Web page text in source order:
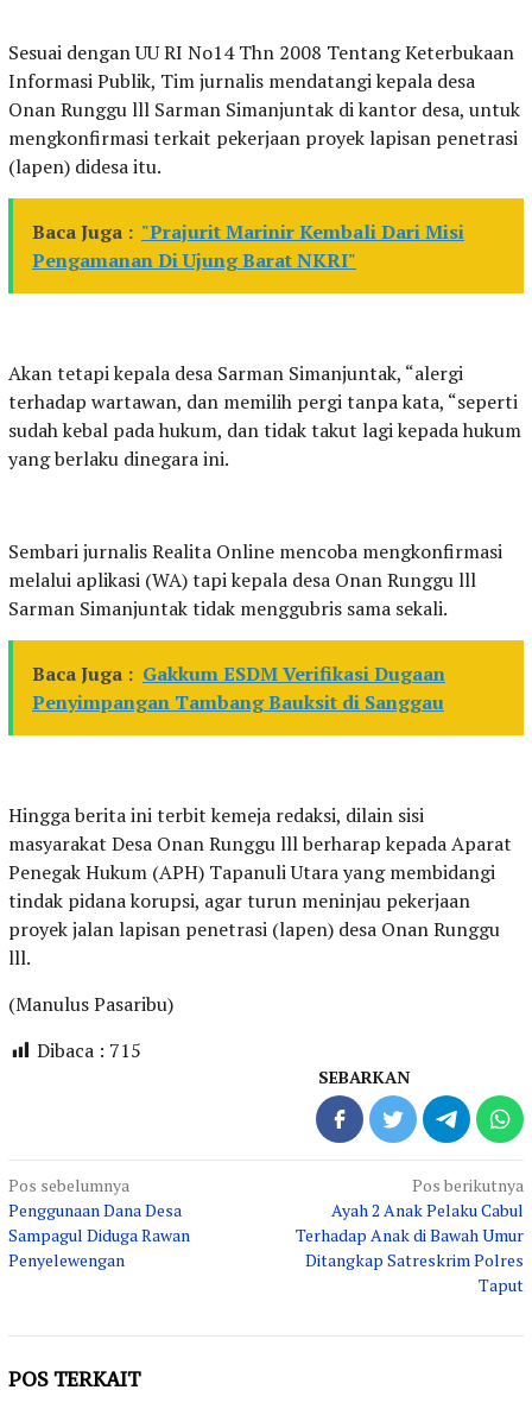
Sesuai dengan UU RI No14 Thn 2008 Tentang Keterbukaan
Informasi Publik, Tim jurnalis mendatangi kepala desa
Onan Runggu lll Sarman Simanjuntak di kantor desa, untuk
mengkonfirmasi terkait pekerjaan proyek lapisan penetrasi
(lapen) didesa itu.
Baca Juga : "Prajurit Marinir Kembali Dari Misi
Pengamanan Di Ujung Barat NKRI"
Akan tetapi kepala desa Sarman Simanjuntak, “alergi
terhadap wartawan, dan memilih pergi tanpa kata, “seperti
sudah kebal pada hukum, dan tidak takut lagi kepada hukum
yang berlaku dinegara ini.
Sembari jurnalis Realita Online mencoba mengkonfirmasi
melalui aplikasi (WA) tapi kepala desa Onan Runggu lll
Sarman Simanjuntak tidak menggubris sama sekali.
Baca Juga : Gakkum ESDM Verifikasi Dugaan
Penyimpangan Tambang Bauksit di Sanggau
Hingga berita ini terbit kemeja redaksi, dilain sisi
masyarakat Desa Onan Runggu lll berharap kepada Aparat
Penegak Hukum (APH) Tapanuli Utara yang membidangi
tindak pidana korupsi, agar turun meninjau pekerjaan
proyek jalan lapisan penetrasi (lapen) desa Onan Runggu
lll.
(Manulus Pasaribu)
Dibaca : 715
SEBARKAN
Navigasi
pos
Pos sebelumnya
Penggunaan Dana Desa
Sampagul Diduga Rawan
Penyelewengan
Pos berikutnya
Ayah 2 Anak Pelaku Cabul
Terhadap Anak di Bawah Umur
Ditangkap Satreskrim Polres
Taput
POS TERKAIT